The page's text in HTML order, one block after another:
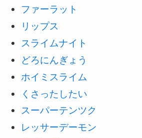
ファーラット
リップス
スライムナイト
どろにんぎょう
ホイミスライム
くさったしたい
スーパーテンツク
レッサーデーモン